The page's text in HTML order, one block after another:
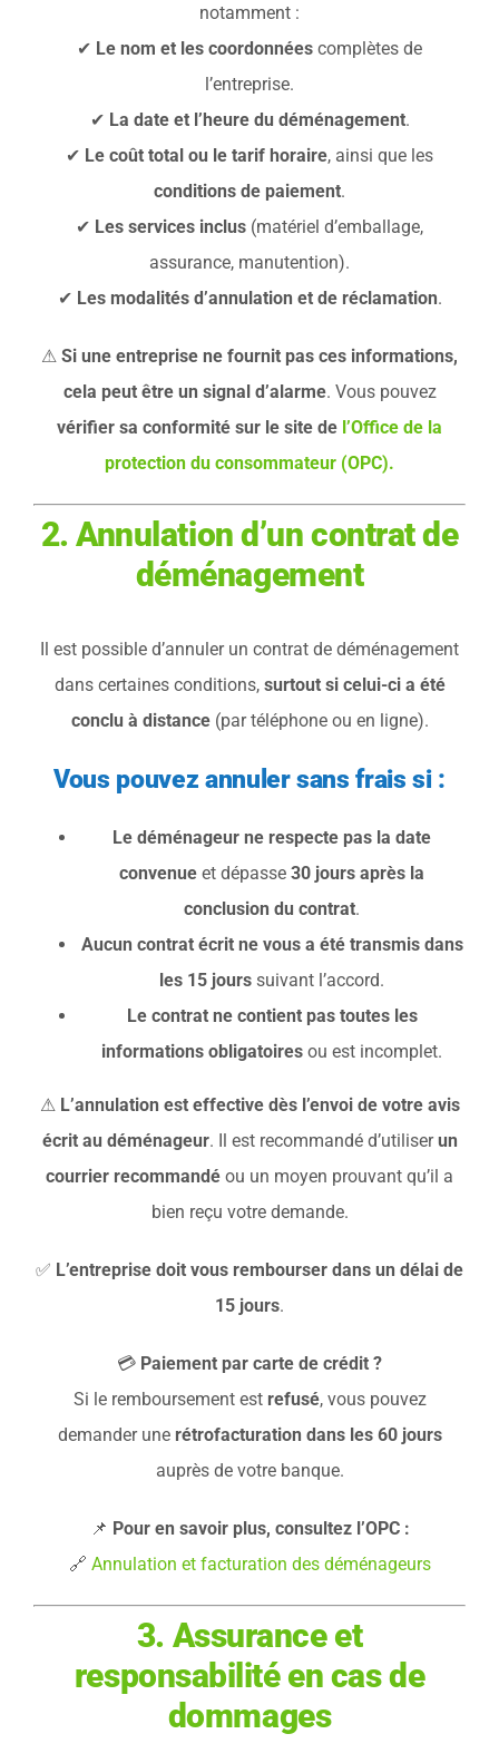
notamment :
✔ Le nom et les coordonnées complètes de
l’entreprise.
✔ La date et l’heure du déménagement.
✔ Le coût total ou le tarif horaire, ainsi que les
conditions de paiement.
✔ Les services inclus (matériel d’emballage,
assurance, manutention).
✔ Les modalités d’annulation et de réclamation.
⚠ Si une entreprise ne fournit pas ces informations,
cela peut être un signal d’alarme. Vous pouvez
vérifier sa conformité sur le site de l’Office de la
protection du consommateur (OPC).
2. Annulation d’un contrat de
déménagement
Il est possible d’annuler un contrat de déménagement
dans certaines conditions, surtout si celui-ci a été
conclu à distance(par téléphone ou en ligne).
Vous pouvez annuler sans frais si :
Le déménageur ne respecte pas la date
convenue et dépasse 30 jours après la
conclusion du contrat.
Aucun contrat écrit ne vous a été transmis dans
les 15 jours suivant l’accord.
Le contrat ne contient pas toutes les
informations obligatoires ou est incomplet.
⚠ L’annulation est effective dès l’envoi de votre avis
écrit au déménageur. Il est recommandé d’utiliserun
courrier recommandé ou un moyen prouvant qu’il a
bien reçu votre demande.
✅ L’entreprise doit vous rembourser dans un délai de
15 jours.
💳 Paiement par carte de crédit ?
Si le remboursement est refusé, vous pouvez
demander une rétrofacturation dans les 60 jours
auprès de votre banque.
📌 Pour en savoir plus, consultez l’OPC :
🔗 Annulation et facturation des déménageurs
3. Assurance et
responsabilité en cas de
dommages